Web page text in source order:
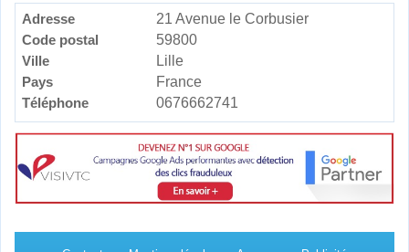
Adresse
21 Avenue le Corbusier
Code postal
59800
Ville
Lille
Pays
France
Téléphone
0676662741